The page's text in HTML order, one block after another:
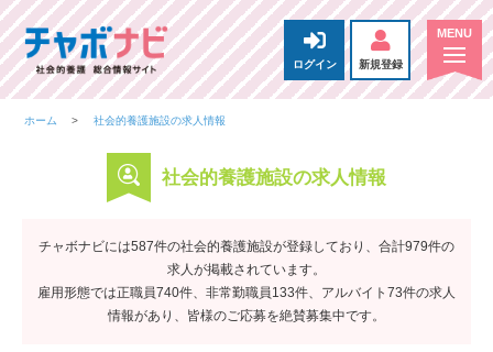
ログイン 新規登録
ホーム 社会的養護施設の求人情報
社会的養護施設の求人情報
チャボナビには587件の社会的養護施設が登録しており、合計979件の
求人が掲載されています。
雇用形態では正職員740件、非常勤職員133件、アルバイト73件の求人
情報があり、皆様のご応募を絶賛募集中です。